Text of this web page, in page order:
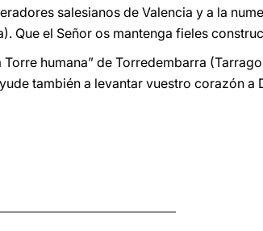
salesianos de Valencia y a la
Que el Señor os mantenga fieles
humana” de Torredembarra
también a levantar vuestro corazón a